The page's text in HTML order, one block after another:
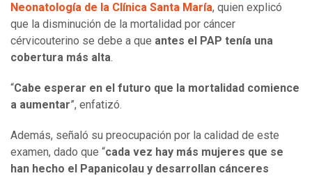
Neonatología de la Clínica Santa María, quien explicó
que la disminución de la mortalidad por cáncer
cérvicouterino se debe a que antes el PAP tenía una
cobertura más alta.
“Cabe esperar en el futuro que la mortalidad comience
a aumentar”, enfatizó.
Además, señaló su preocupación por la calidad de este
examen, dado que “cada vez hay más mujeres que se
han hecho el Papanicolau y desarrollan cánceres